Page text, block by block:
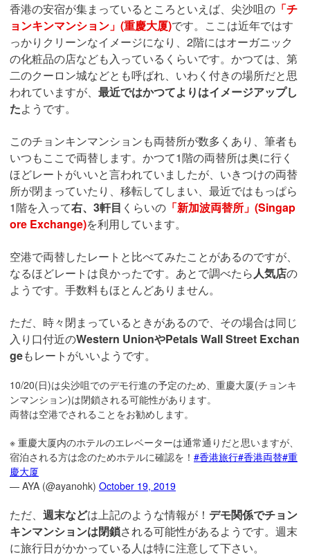
香港の安宿が集まっているところといえば、尖沙咀の 「チ
ョンキンマンション」(重慶大厦)です。ここは近年ではす
っかりクリーンなイメージになり、2階にはオーガニック
の化粧品の店なども入っているくらいです。かつては、第
二のクーロン城などとも呼ばれ、いわく付きの場所だと思
われていますが、 最近ではかつてよりはイメージアップし
たようです。
このチョンキンマンションも両替所が数多くあり、筆者も
いつもここで両替します。かつて1階の両替所は奥に行く
ほどレートがいいと言われていましたが、いきつけの両替
所が閉まっていたり、移転してしまい、最近ではもっぱら
1階を入って右、3軒目 くらいの 「新加波両替所」(Singap
ore Exchange)を利用しています。
空港で両替したレートと比べてみたことがあるのですが、
なるほどレートは良かったです。あとで調べたら人気店の
ようです。手数料もほとんどありません。
ただ、時々閉まっているときがあるので、その場合は同じ
入り口付近のWestern UnionやPetals Wall Street Exchan
geもレートがいいようです。
10/20(日)は尖沙咀でのデモ行進の予定のため、重慶大厦(チョンキ
ンマンション)は閉鎖される可能性があります。
両替は空港でされることをお勧めします。
※ 重慶大厦内のホテルのエレベーターは通常通りだと思いますが、
宿泊される方は念のためホテルに確認を！ #香港旅行#香港両替#重
慶大厦
— AYA (@ayanohk) October 19, 2019
ただ、 週末などは上記のような情報が！ デモ関係でチョン
キンマンションは閉鎖される可能性があるようです。週末
に旅行日がかかっている人は特に注意して下さい。